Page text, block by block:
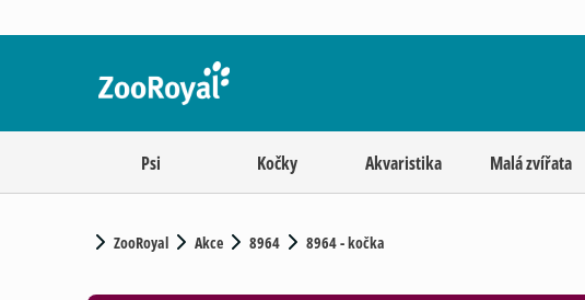
Psi Kočky Akvaristika Malá zvířata
ZooRoyal Akce 8964 8964 - kočka